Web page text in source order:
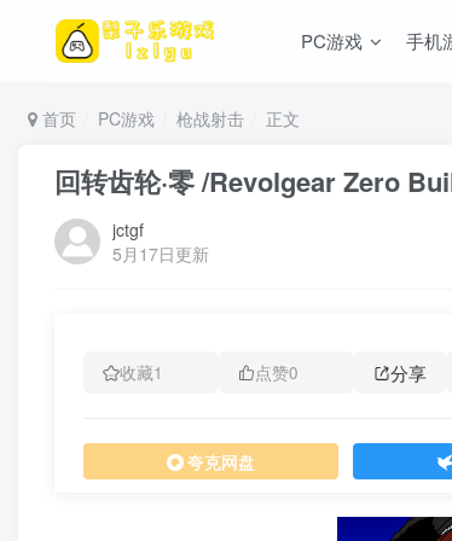
PC游戏 手机
首页 PC游戏 枪战射击 正文
回转齿轮·零 /Revolgear Zero
jctgf
5月17日更新
收藏1 点赞0 分享
夸克网盘